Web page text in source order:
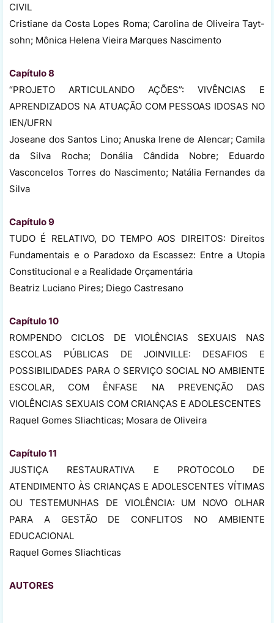
CIVIL
Cristiane da Costa Lopes Roma; Carolina de Oliveira Tayt-
sohn; Mônica Helena Vieira Marques Nascimento
Capítulo 8
“PROJETO ARTICULANDO AÇÕES”: VIVÊNCIAS E
APRENDIZADOS NA ATUAÇÃO COM PESSOAS IDOSAS NO
IEN/UFRN
Joseane dos Santos Lino; Anuska Irene de Alencar; Camila
da Silva Rocha; Donália Cândida Nobre; Eduardo
Vasconcelos Torres do Nascimento; Natália Fernandes da
Silva
Capítulo 9
TUDO É RELATIVO, DO TEMPO AOS DIREITOS: Direitos
Fundamentais e o Paradoxo da Escassez: Entre a Utopia
Constitucional e a Realidade Orçamentária
Beatriz Luciano Pires; Diego Castresano
Capítulo 10
ROMPENDO CICLOS DE VIOLÊNCIAS SEXUAIS NAS
ESCOLAS PÚBLICAS DE JOINVILLE: DESAFIOS E
POSSIBILIDADES PARA O SERVIÇO SOCIAL NO AMBIENTE
ESCOLAR, COM ÊNFASE NA PREVENÇÃO DAS
VIOLÊNCIAS SEXUAIS COM CRIANÇAS E ADOLESCENTES
Raquel Gomes Sliachticas; Mosara de Oliveira
Capítulo 11
JUSTIÇA RESTAURATIVA E PROTOCOLO DE
ATENDIMENTO ÀS CRIANÇAS E ADOLESCENTES VÍTIMAS
OU TESTEMUNHAS DE VIOLÊNCIA: UM NOVO OLHAR
PARA A GESTÃO DE CONFLITOS NO AMBIENTE
EDUCACIONAL
Raquel Gomes Sliachticas
AUTORES